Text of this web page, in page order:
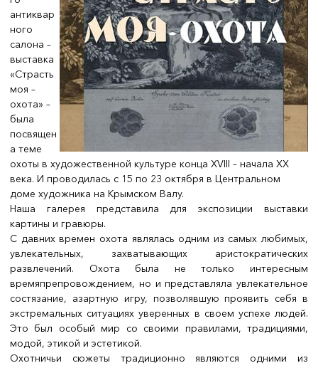
антиквар
ного
салона –
выставка
«Страсть
моя –
охота» –
была
посвящен
а теме
охоты в художественной культуре конца XVIII – начала XX
века. И проводилась с 15 по 23 октября в Центральном
доме художника на Крымском Валу.
Наша галерея представила для экспозиции выставки
картины и гравюры.
С давних времен охота являлась одним из самых любимых,
увлекательных, захватывающих аристократических
развлечений. Охота была не только интересным
времяпрепровождением, но и представляла увлекательное
состязание, азартную игру, позволявшую проявить себя в
экстремальных ситуациях уверенных в своем успехе людей.
Это был особый мир со своими правилами, традициями,
модой, этикой и эстетикой.
Охотничьи сюжеты традиционно являются одними из